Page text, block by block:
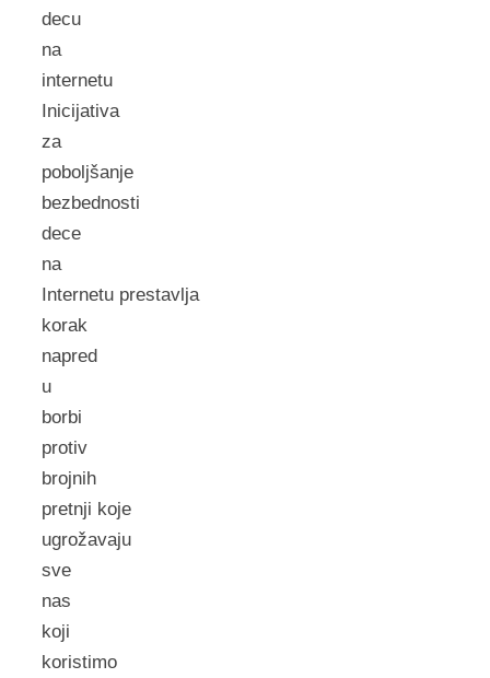
decu
na
internetu
Inicijativa
za
poboljšanje
bezbednosti
dece
na
Internetu prestavlja
korak
napred
u
borbi
protiv
brojnih
pretnji koje
ugrožavaju
sve
nas
koji
koristimo